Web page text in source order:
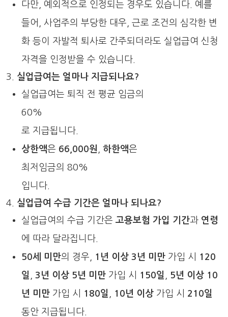
다만, 예외적으로 인정되는 경우도 있습니다. 예를
들어, 사업주의 부당한 대우, 근로 조건의 심각한 변
화 등이 자발적 퇴사로 간주되더라도 실업급여 신청
자격을 인정받을 수 있습니다.
실업급여는 얼마나 지급되나요?
실업급여는 퇴직 전 평균 임금의
60%
로 지급됩니다.
상한액은 66,000원 하한액은
최저임금의 80%
입니다.
실업급여 수급 기간은 얼마나 되나요?
실업급여의 수급 기간은 고용보험 가입 기간과 연령
에 따라 달라집니다.
50세 미만의 경우, 1년 이상 3년 미만 가입 시
120
일
3년 이상 5년 미만 가입 시 150일
5년 이상 10
년 미만 가입 시 180일 10년 이상 가입 시 210일
동안 지급됩니다.